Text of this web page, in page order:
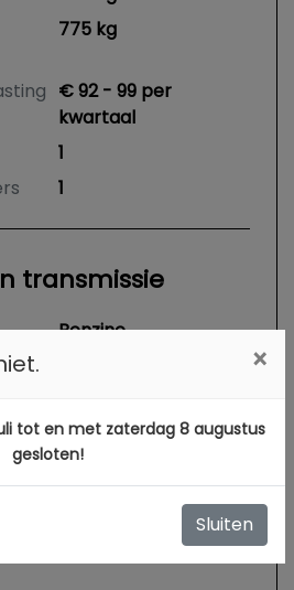
775 kg
€ 92 - 99 per
kwartaal
1
1
transmissie
Benzine
999 cc
×
tot en met zaterdag 8 augustus
gesloten!
Sluiten